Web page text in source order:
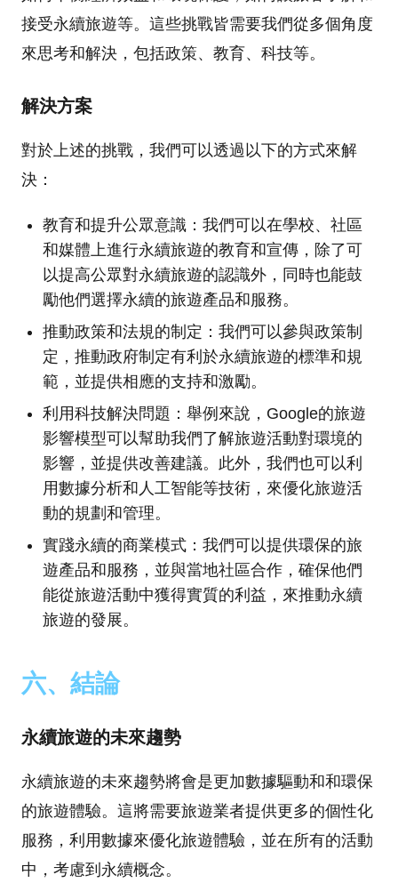
接受永續旅遊等。這些挑戰皆需要我們從多個角度
來思考和解決，包括政策、教育、科技等。
解決方案
對於上述的挑戰，我們可以透過以下的方式來解
決：
教育和提升公眾意識：我們可以在學校、社區
和媒體上進行永續旅遊的教育和宣傳，除了可
以提高公眾對永續旅遊的認識外，同時也能鼓
勵他們選擇永續的旅遊產品和服務。
推動政策和法規的制定：我們可以參與政策制
定，推動政府制定有利於永續旅遊的標準和規
範，並提供相應的支持和激勵。
利用科技解決問題：舉例來說，Google的旅遊
影響模型可以幫助我們了解旅遊活動對環境的
影響，並提供改善建議。此外，我們也可以利
用數據分析和人工智能等技術，來優化旅遊活
動的規劃和管理。
實踐永續的商業模式：我們可以提供環保的旅
遊產品和服務，並與當地社區合作，確保他們
能從旅遊活動中獲得實質的利益，來推動永續
旅遊的發展。
六、結論
永續旅遊的未來趨勢
永續旅遊的未來趨勢將會是更加數據驅動和和環保
的旅遊體驗。這將需要旅遊業者提供更多的個性化
服務，利用數據來優化旅遊體驗，並在所有的活動
中，考慮到永續概念。